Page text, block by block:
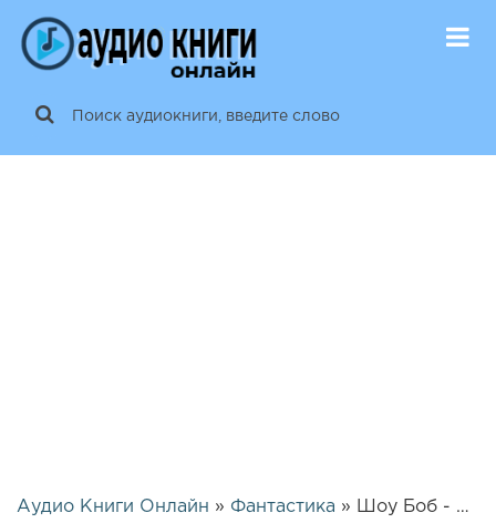
Аудио Книги Онлайн » Фантастика » Шоу Боб - Повторный показ | 3838